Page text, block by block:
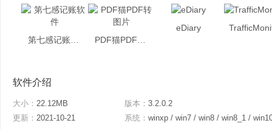
eDiary
软件介绍
大小： 22.12MB 版本： 3.2.0.2
更新： 2021-10-21 系统： winxp / win7 / win8 / win8_1 /